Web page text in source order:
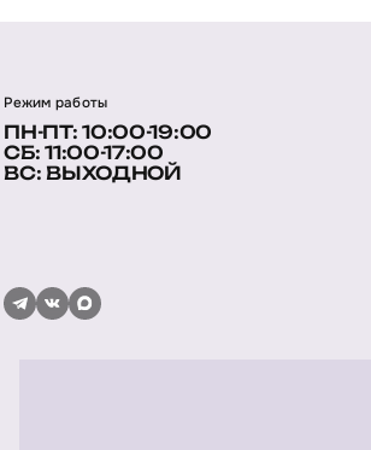
Режим работы
ПН-ПТ: 10:00-19:00
СБ: 11:00-17:00
ВС: ВЫХОДНОЙ